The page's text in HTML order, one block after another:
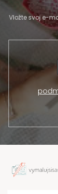
Vložte svoj e-